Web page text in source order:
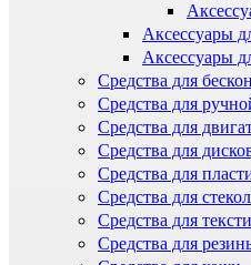
Аксессуары
Аксессуары
Средства для
Средства для
Средства для
Средства для
Средства для
Средства для стекол
Средства для
Средства для